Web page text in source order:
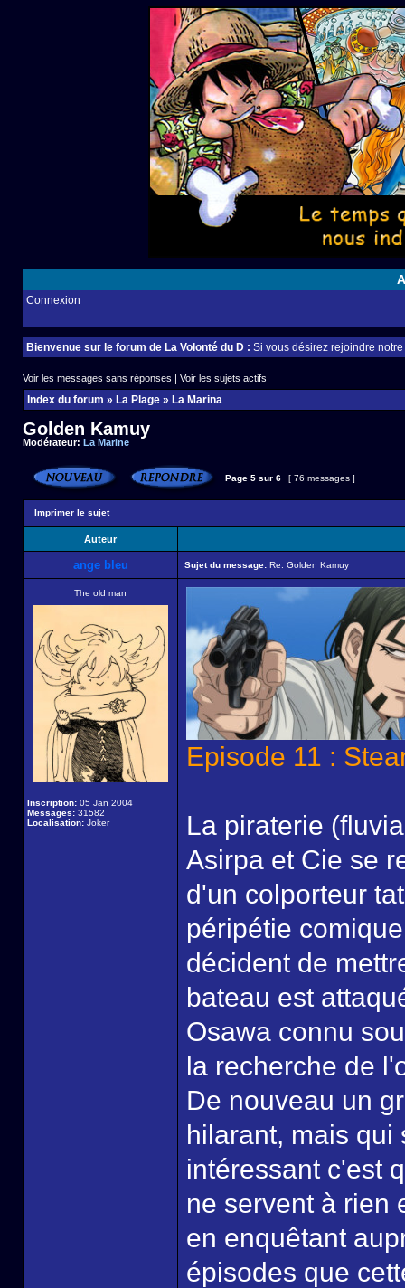
Connexion
Bienvenue sur le forum de La Volonté du D : Si vous désirez rejoindre
Voir les messages sans réponses | Voir les sujets actifs
Index du forum » La Plage » La Marina
Golden Kamuy
Modérateur: La Marine
Page 5 sur 6 [ 76 messages ]
Imprimer le sujet
Auteur
ange bleu Sujet du message: Re: Golden Kamuy
The old man
Inscription: 05 Jan 2004
Messages: 31582
Localisation: Joker
Episode 11 :
La piraterie
Asirpa et Cie se
d'un colporteur
péripétie
décident de
bateau est
Osawa connu
la recherche de
De nouveau un
hilarant, mais qui
intéressant c'est
ne servent à rien
en enquêtant
épisodes que